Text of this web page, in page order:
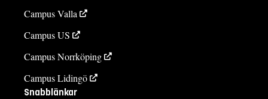
Campus Valla
Campus US
Campus Norrköping
Campus Lidingö
Snabblänkar